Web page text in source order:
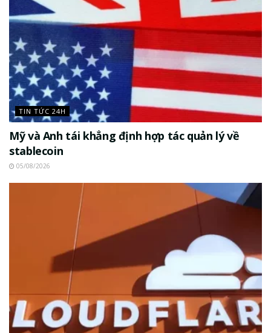
TIN TỨC 24H
Mỹ và Anh tái khẳng định hợp tác quản lý về
stablecoin
05/08/2026